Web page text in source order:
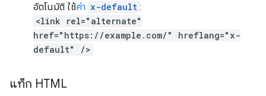
อัตโนมัติ ใช้ค่า x-default :
<link rel="alternate"
href="https://example.com/" hreflang="x-
default" />
แท็ก HTML